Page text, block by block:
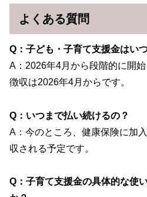
よくある質問
Q：子ども・子育て支援金はい
A：2026年4月から段階的に開
徴収は2026年4月からです。
Q：いつまで払い続けるの？
A：今のところ、健康保険に加
収される予定です。
Q：子育て支援金の具体的な使